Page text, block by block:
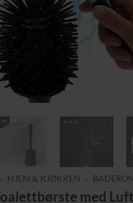
HJEM & KJØKKEN
med